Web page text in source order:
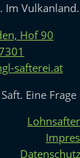
Im Vulkanland.
Hof 90
safterei.at
Eine Frage